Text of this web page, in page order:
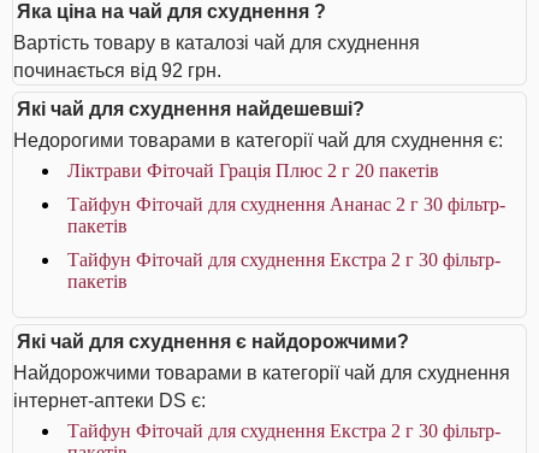
Яка ціна на чай для схуднення ?
Вартість товару в каталозі чай для схуднення
починається від 92 грн.
Які чай для схуднення найдешевші?
Недорогими товарами в категорії чай для схуднення є:
Ліктрави Фіточай Грація Плюс 2 г 20 пакетів
Тайфун Фіточай для схуднення Ананас 2 г 30 фільтр-
пакетів
Тайфун Фіточай для схуднення Екстра 2 г 30 фільтр-
пакетів
Які чай для схуднення є найдорожчими?
Найдорожчими товарами в категорії чай для схуднення
інтернет-аптеки DS є:
Тайфун Фіточай для схуднення Екстра 2 г 30 фільтр-